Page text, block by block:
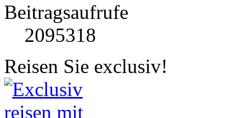
Beitragsaufrufe
2095318
Reisen Sie exclusiv!